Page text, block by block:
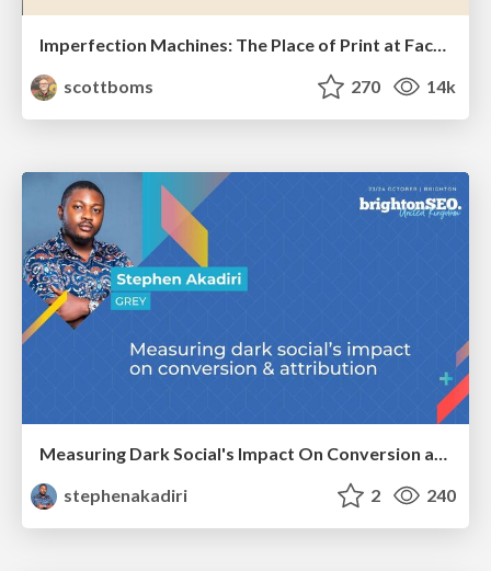
Imperfection Machines: The Place of Print at Facebook
scottboms
270 14k
Measuring Dark Social's Impact On Conversion and Attribution
stephenakadiri
2 240